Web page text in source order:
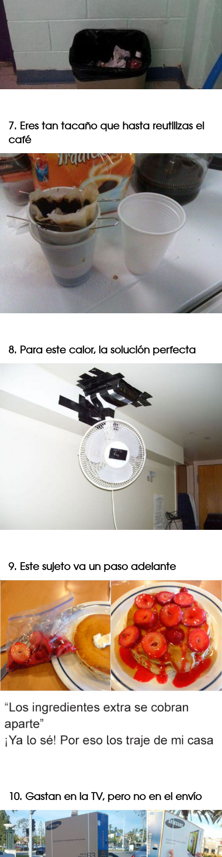
7. Eres tan tacaño que hasta reutilizas el
café
8. Para este calor, la solución perfecta
9. Este sujeto va un paso adelante
10. Gastan en la TV, pero no en el envío